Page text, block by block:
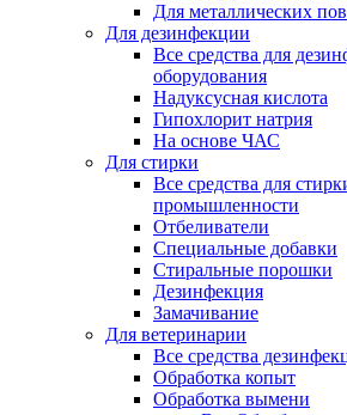
Для металлических
Для дезинфекции
Все средства для
оборудования
Надуксусная кислота
Гипохлорит натрия
На основе ЧАС
Для стирки
Все средства для
промышленности
Отбеливатели
Специальные добавки
Стиральные порошки
Дезинфекция
Замачивание
Для ветеринарии
Все средства
Обработка копыт
Обработка вымени